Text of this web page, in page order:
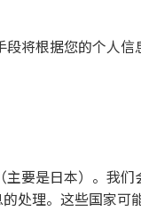
将根据您的个人信
要是日本）。我
理。这些国家可